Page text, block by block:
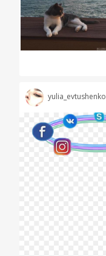
yulia_evtushenko